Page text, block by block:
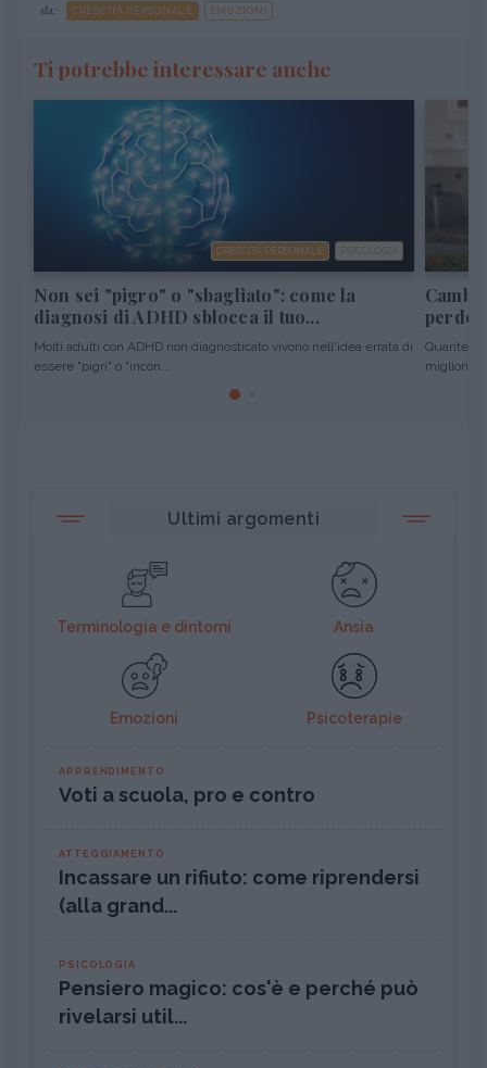
da: CRESCITA PERSONALE EMOZIONI
Ti potrebbe interessare anche
CRESCITA PERSONALE PSICOLOGIA
Non sei "pigro" o "sbagliato": come la
diagnosi di ADHD sblocca il tuo...
Molti adulti con ADHD non diagnosticato vivono nell'idea errata di
essere "pigri" o "incon...
Quante
migliori
Ultimi argomenti
Terminologia e dintorni Ansia
Emozioni Psicoterapie
APPRENDIMENTO
Voti a scuola, pro e contro
ATTEGGIAMENTO
Incassare un rifiuto: come riprendersi
(alla grand...
PSICOLOGIA
Pensiero magico: cos'è e perché può
rivelarsi util...